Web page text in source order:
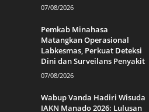
07/08/2026
Pemkab Minahasa
Matangkan Operasional
Labkesmas, Perkuat Deteksi
Dini dan Surveilans Penyakit
07/08/2026
Wabup Vanda Hadiri Wisuda
IAKN Manado 2026: Lulusan